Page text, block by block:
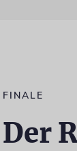
FINALE
Der